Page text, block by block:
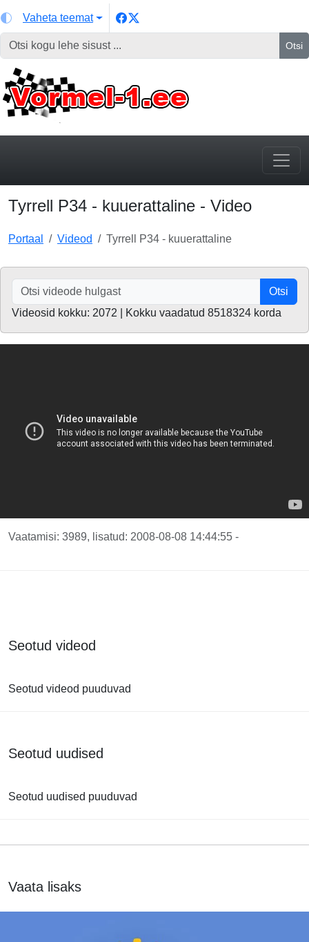
Vaheta teemat
Otsi
Tyrrell P34 - kuuerattaline - Video
Portaal Videod Tyrrell P34 - kuuerattaline
Otsi
Videosid kokku: 2072 | Kokku vaadatud 8518324 korda
Vaatamisi: 3989, lisatud: 2008-08-08 14:44:55 -
Seotud videod
Seotud videod puuduvad
Seotud uudised
Seotud uudised puuduvad
Vaata lisaks